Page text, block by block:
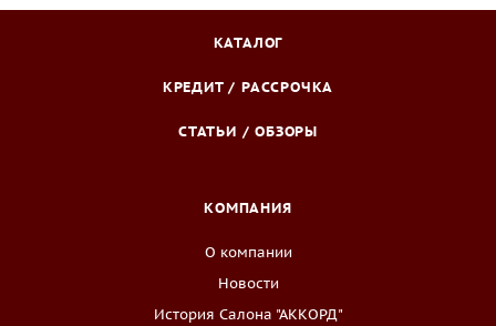
КАТАЛОГ
КРЕДИТ / РАССРОЧКА
СТАТЬИ / ОБЗОРЫ
КОМПАНИЯ
О компании
Новости
История Салона "АККОРД"